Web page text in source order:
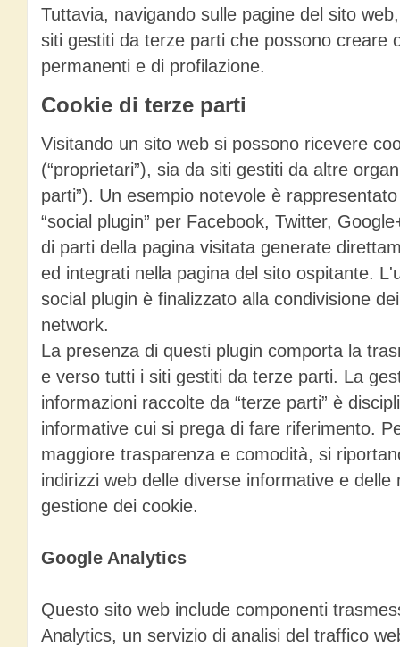
Tuttavia, navigando sulle pagine del sito
siti gestiti da terze parti che possono creare
permanenti e di profilazione.
Cookie di terze parti
Visitando un sito web si possono ricevere
(“proprietari”), sia da siti gestiti da altre
parti”). Un esempio notevole è
“social plugin” per Facebook, Twitter,
di parti della pagina visitata generate
ed integrati nella pagina del sito ospitante.
social plugin è finalizzato alla condivisione
network.
La presenza di questi plugin comporta la
e verso tutti i siti gestiti da terze parti. La
informazioni raccolte da “terze parti” è
informative cui si prega di fare riferimento.
maggiore trasparenza e comodità, si
indirizzi web delle diverse informative e delle
gestione dei cookie.
Google Analytics
Questo sito web include componenti
Analytics, un servizio di analisi del traffico